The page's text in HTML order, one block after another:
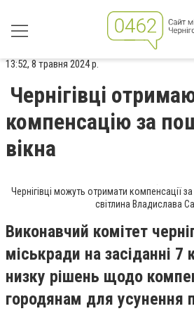
13:52, 8 травня 2024 р.
Чернігівці
компенсацію за
вікна
Чернігівці можуть отримати компенсації
світлина Владислава
Виконавчий комітет
міськради на засіданні 7
низку рішень щодо
городянам для усунення